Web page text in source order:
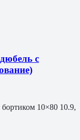
с
10×80 10.9,